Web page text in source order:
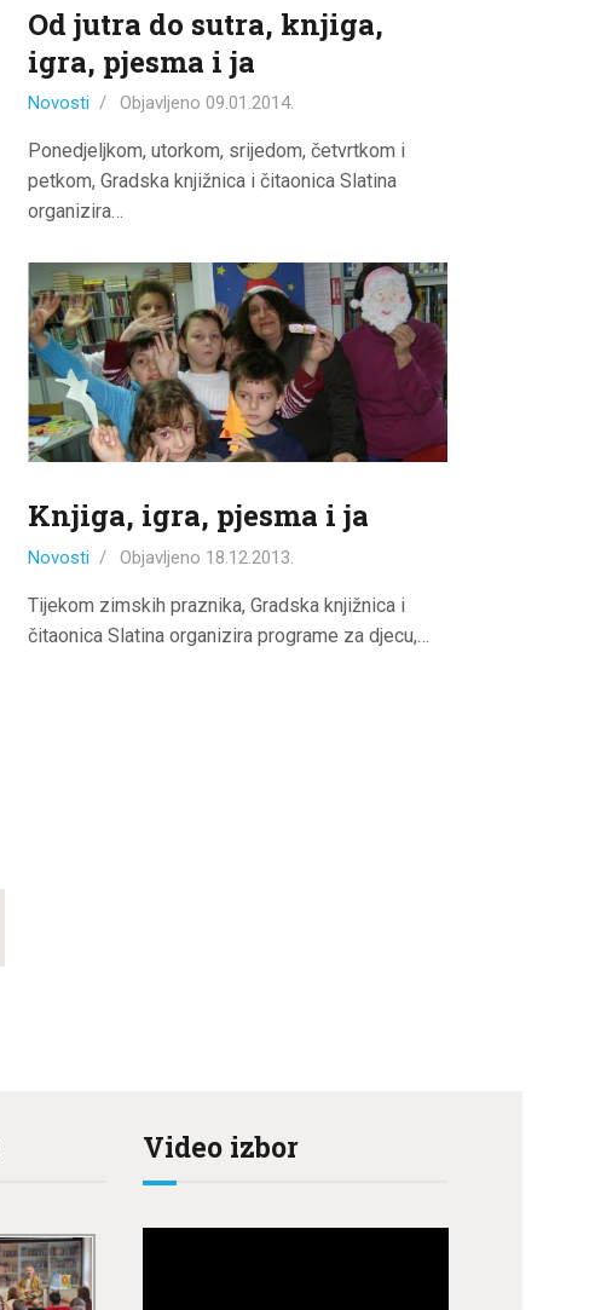
Od jutra do sutra, knjiga,
igra, pjesma i ja
Novosti Objavljeno09.01.2014.
Ponedjeljkom, utorkom, srijedom, četvrtkom i
petkom, Gradska knjižnica i čitaonica Slatina
organizira…
Knjiga, igra, pjesma i ja
Novosti Objavljeno 18.12.2013.
Tijekom zimskih praznika, Gradska knjižnica i
čitaonica Slatina organizira programe za djecu,…
Video izbor